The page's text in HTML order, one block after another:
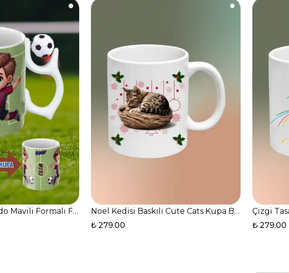
Mavili Formalı Futbolcu İsimli Taraftar Kupa Bardak Çay Kahve Fincanı
Noel Kedisi Baskılı Cute Cats Kupa Bardak Çay
₺ 279.00
Çizgi
₺ 279.00